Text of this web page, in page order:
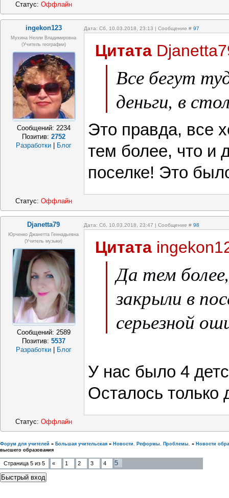
Статус: Оффлайн
ingekon123 Дата: Сб, 10.03.2018, 23:13 | Сообщение # 97
Мухина Нелли Владимировна
(Учитель географии)
Сообщений: 2234
Позитив: 2752
Разработки
Блог
Цитата
Все бегут
деньги, в
Это правда, все
тем более, что и
поселке! Это
Статус: Оффлайн
Djanetta79 Дата: Сб, 10.03.2018, 23:47 | Сообщение # 98
Юрченко Джанетта Геннадьевна
(Учитель музыки)
Сообщений: 2589
Позитив: 5537
Разработки | Блог
Цитата
Да тем
закрыли в
серьезной
У нас было 4
Осталось только
Статус: Оффлайн
Форум для учителей » Большая учительская » Новости. Реформы. Проблемы. » Новости
высшего образования
Страница 5 из 5 « 1 2 3 4 5